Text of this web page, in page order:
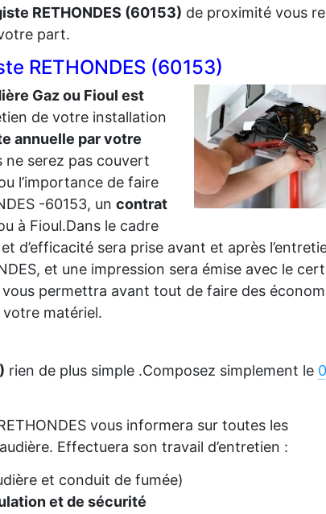
RETHONDES (60153) de proximité vous
part.
RETHONDES (60153)
Gaz ou Fioul est
de votre installation
annuelle par votre
ne serez pas couvert
l’importance de faire
-60153, un contrat
à Fioul.Dans le cadre
d’efficacité sera prise avant et après
et une impression sera émise avec le
permettra avant tout de faire des
votre matériel.
rien de plus simple .Composez simplement le
vous informera sur toutes les
Effectuera son travail d’entretien :
et conduit de fumée)
et de sécurité